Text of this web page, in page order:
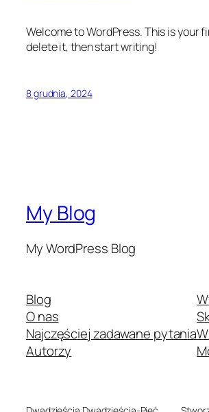
Welcome to WordPress. This is your
delete it, then start writing!
8 grudnia, 2024
My Blog
My WordPress Blog
Blog
O nas
Najczęściej zadawane pytania
Autorzy